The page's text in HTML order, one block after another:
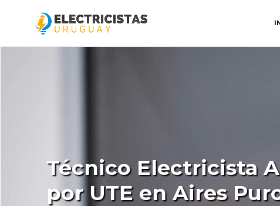
Técnico Electricista
por UTE en Aires